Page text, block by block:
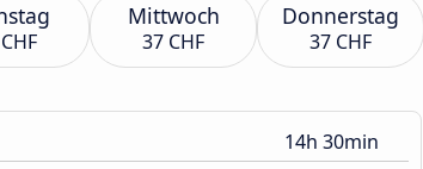
Mittwoch
37 CHF
Donnerstag
37 CHF
14h 30min